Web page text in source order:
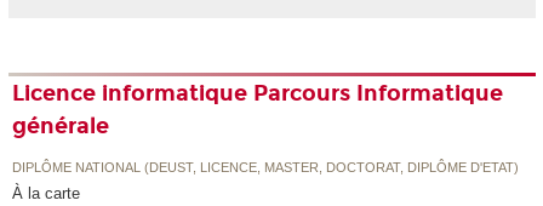
Licence informatique Parcours Informatique
générale
DIPLÔME NATIONAL (DEUST, LICENCE, MASTER, DOCTORAT, DIPLÔME D'ETAT)
À la carte